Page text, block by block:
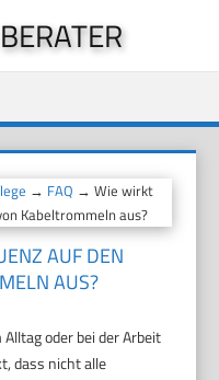
→ FAQ → Wie wirkt
Kabeltrommeln aus?
AUF DEN
AUS?
oder bei der Arbeit
dass nicht alle